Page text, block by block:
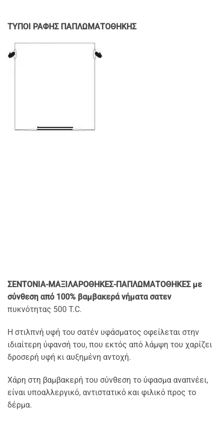
TYΠΟΙ ΡΑΦΗΣ ΠΑΠΛΩΜΑΤΟΘΗΚΗΣ
ΣΕΝΤΟΝΙΑ-ΜΑΞΙΛΑΡΟΘΗΚΕΣ-ΠΑΠΛΩΜΑΤΟΘΗΚΕΣ με
σύνθεση από 100% βαμβακερά νήματα σατεν
πυκνότητας 500 T.C.
Η στιλπνή υφή του σατέν υφάσματος οφείλεται στην
ιδιαίτερη ύφανσή του, που εκτός από λάμψη του χαρίζει
δροσερή υφή κι αυξημένη αντοχή.
Χάρη στη βαμβακερή του σύνθεση το ύφασμα αναπνέει,
είναι υποαλλεργικό, αντιστατικό και φιλικό προς το
δέρμα.